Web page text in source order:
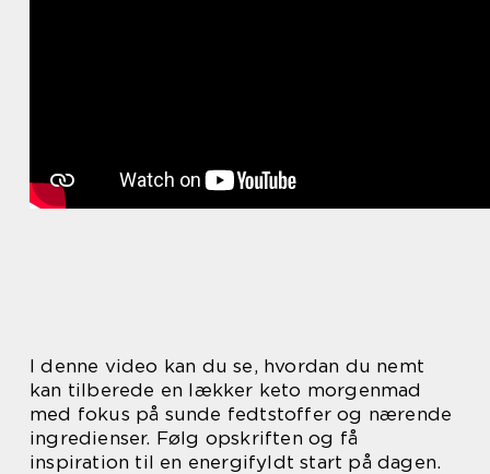
I denne video kan du se, hvordan du nemt
kan tilberede en lækker keto morgenmad
med fokus på sunde fedtstoffer og nærende
ingredienser. Følg opskriften og få
inspiration til en energifyldt start på dagen.